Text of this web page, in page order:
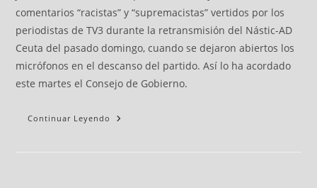
comentarios “racistas” y “supremacistas” vertidos por los
periodistas de TV3 durante la retransmisión del Nástic-AD
Ceuta del pasado domingo, cuando se dejaron abiertos los
micrófonos en el descanso del partido. Así lo ha acordado
este martes el Consejo de Gobierno.
Continuar Leyendo